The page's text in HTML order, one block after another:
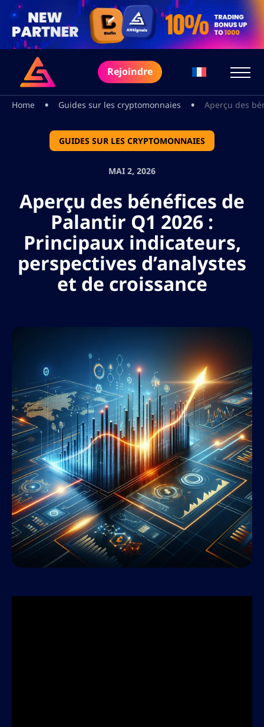
Rejoindre
Home • Guides sur les cryptomonnaies • Aperçu des
GUIDES SUR LES CRYPTOMONNAIES
MAI 2, 2026
Aperçu des bénéfices de
Palantir Q1 2026 :
Principaux indicateurs,
perspectives d’analystes
et de croissance